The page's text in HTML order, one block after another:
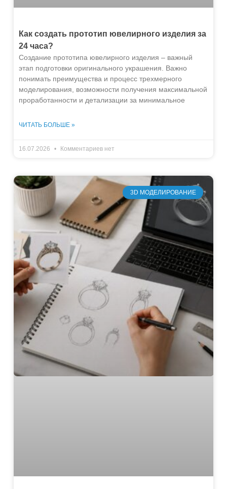
Как создать прототип ювелирного изделия за
24 часа?
Создание прототипа ювелирного изделия – важный
этап подготовки оригинального украшения. Важно
понимать преимущества и процесс трехмерного
моделирования, возможности получения максимальной
проработанности и детализации за минимальное
ЧИТАТЬ БОЛЬШЕ »
16.07.2026 Комментариев нет
3D МОДЕЛИРОВАНИЕ